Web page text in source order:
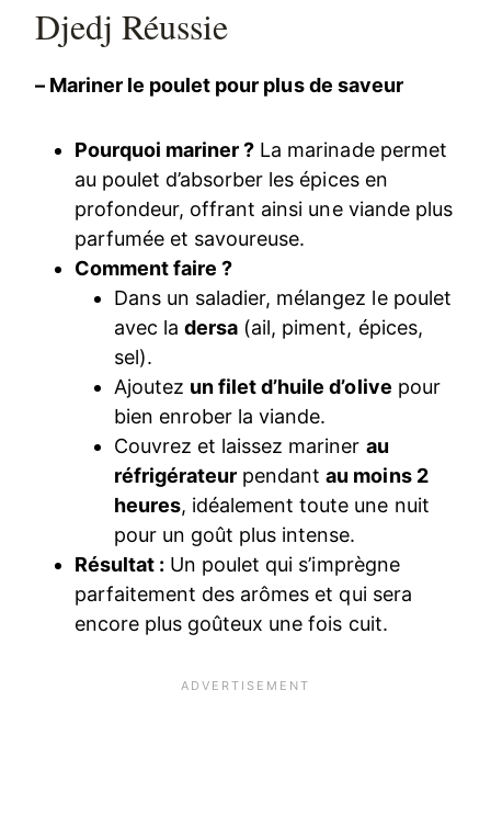
Djedj Réussie
– Mariner le poulet pour plus de saveur
Pourquoi mariner ? La marinade permet
au poulet d’absorber les épices en
profondeur, offrant ainsi une viande plus
parfumée et savoureuse.
Comment faire ?
Dans un saladier, mélangez le poulet
avec ladersa (ail, piment, épices,
sel).
Ajoutez un filet d’huile d’olive pour
bien enrober la viande.
Couvrez et laissez mariner au
réfrigérateur pendantau moins 2
heures, idéalement toute une nuit
pour un goût plus intense.
Résultat : Un poulet qui s’imprègne
parfaitement des arômes et qui sera
encore plus goûteux une fois cuit.